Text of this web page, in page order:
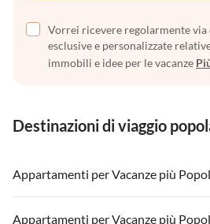
Vorrei ricevere regolarmente
esclusive e personalizzate
immobili e idee per le vacanze
Destinazioni di viaggio
Appartamenti per Vacanze più
Appartamenti per Vacanze in Italia
Appartamenti per Vacanze più